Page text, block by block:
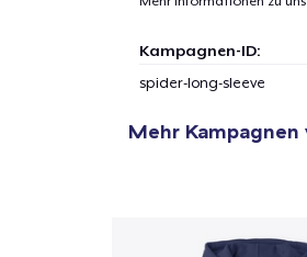
Kampagnen-ID:
spider-long-sleeve
Mehr Kampagnen